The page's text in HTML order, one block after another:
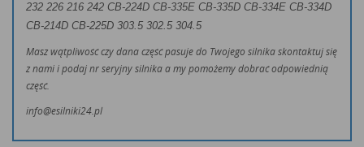
232 226 216 242 CB-224D CB-335E CB-335D CB-334E CB-334D
CB-214D CB-225D 303.5 302.5 304.5
Masz wątpliwość czy dana część pasuje do Twojego silnika skontaktuj się
z nami i podaj nr seryjny silnika a my pomożemy dobrać odpowiednią
część.
info@esilniki24.pl